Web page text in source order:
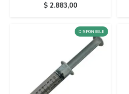
$2.883,00
DISPONIBLE